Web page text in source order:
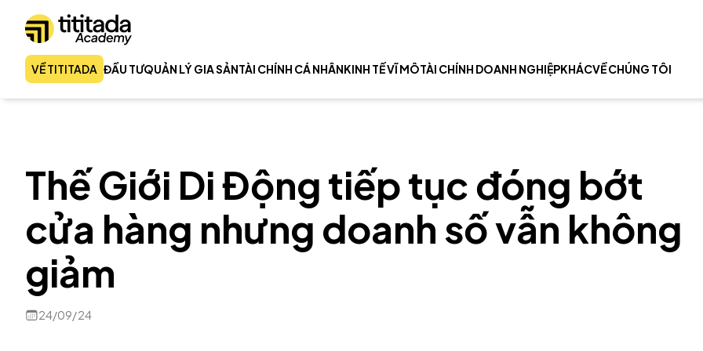
VỀ TITITADA ĐẦU TƯQUẢN LÝ GIA SẢNTÀI CHÍNH CÁ NHÂNKINH TẾ VĨ MÔTÀI CHÍNH DOANH NGHIỆPKHÁCVỀ CHÚNG TÔI
Thế Giới Di Động tiếp tục đóng bớt
cửa hàng nhưng doanh số vẫn không
giảm
24/09/24